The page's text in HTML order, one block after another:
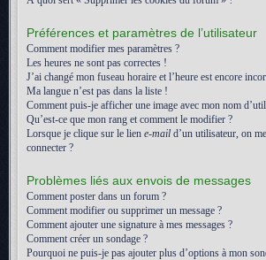
Préférences et paramètres de l’utilisateur
Comment modifier mes paramètres ?
Les heures ne sont pas correctes !
J’ai changé mon fuseau horaire et l’heure est encore
Ma langue n’est pas dans la liste !
Comment puis-je afficher une image avec mon nom
Qu’est-ce que mon rang et comment le modifier ?
Lorsque je clique sur le lien e-mail d’un utilisateur, on
connecter ?
Problèmes liés aux envois de messages
Comment poster dans un forum ?
Comment modifier ou supprimer un message ?
Comment ajouter une signature à mes messages ?
Comment créer un sondage ?
Pourquoi ne puis-je pas ajouter plus d’options à mon